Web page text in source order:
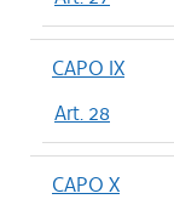
CAPO IX
Art. 28
CAPO X